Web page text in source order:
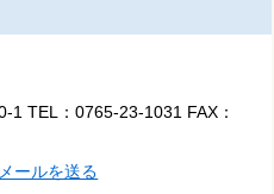
1 TEL：0765-23-1031 FAX：
ールを送る